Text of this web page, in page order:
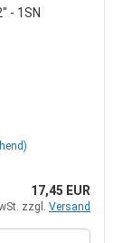
- 1SN
17,45 EUR
zzgl. Versand